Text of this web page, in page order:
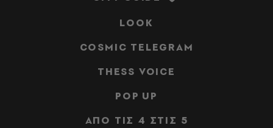
LOOK
COSMIC TELEGRAM
THESS VOICE
POP UP
ΑΠΟ ΤΙΣ 4 ΣΤΙΣ 5